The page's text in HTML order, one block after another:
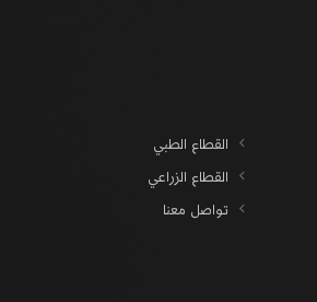
القطاع الطبي
القطاع الزراعي
تواصل معنا